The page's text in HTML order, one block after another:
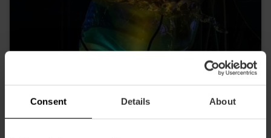
Consent Details About
Exposición «Tania Candiani. Radix» en